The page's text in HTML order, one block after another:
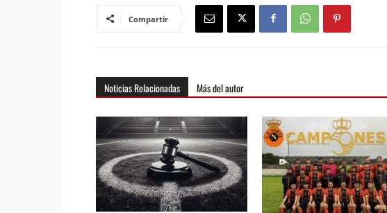
Compartir
Noticias Relacionadas Más del autor